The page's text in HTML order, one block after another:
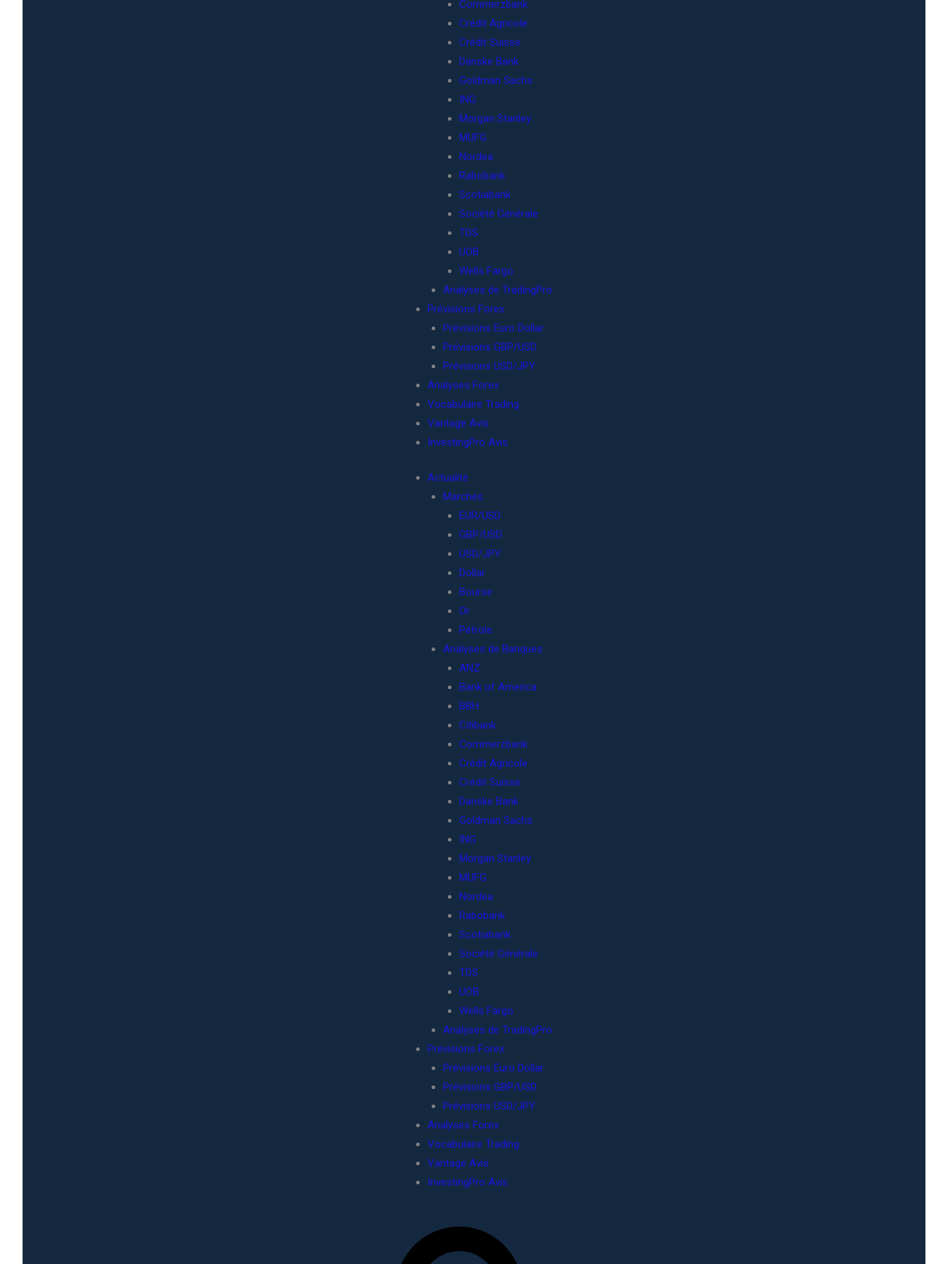
Commerzbank
Crédit Agricole
Crédit Suisse
Danske Bank
Goldman Sachs
ING
Morgan Stanley
MUFG
Nordea
Rabobank
Scotiabank
Société Générale
TDS
UOB
Wells Fargo
Analyses de TradingPro
Prévisions Forex
Prévisions Euro Dollar
Prévisions GBP/USD
Prévisions USD/JPY
Analyses Forex
Vocabulaire Trading
Vantage Avis
InvestingPro Avis
Actualité
Marchés
EUR/USD
GBP/USD
USD/JPY
Dollar
Bourse
Or
Pétrole
Analyses de Banques
ANZ
Bank of America
BBH
Citibank
Commerzbank
Crédit Agricole
Crédit Suisse
Danske Bank
Goldman Sachs
ING
Morgan Stanley
MUFG
Nordea
Rabobank
Scotiabank
Société Générale
TDS
UOB
Wells Fargo
Analyses de TradingPro
Prévisions Forex
Prévisions Euro Dollar
Prévisions GBP/USD
Prévisions USD/JPY
Analyses Forex
Vocabulaire Trading
Vantage Avis
InvestingPro Avis